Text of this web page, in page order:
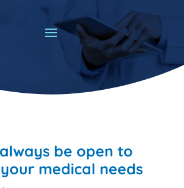
be open to
medical needs